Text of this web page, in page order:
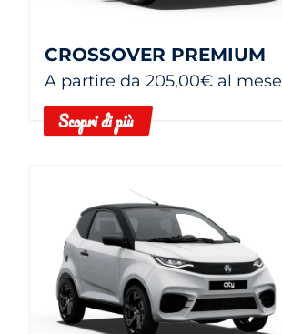
CROSSOVER PREMIUM
A partire da 205,00€ al mese
Scopri di più